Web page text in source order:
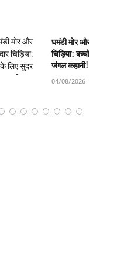
घमंडी मोर और समझदार
चिड़िया: बच्चों के लिए सुंदर
जंगल कहानी!